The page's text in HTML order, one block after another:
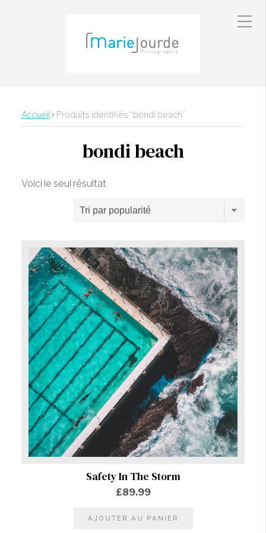
Accueil Produits identifiés “bondi beach”
bondi beach
Voici le seul résultat
Safety In The Storm
£89.99
AJOUTER AU PANIER